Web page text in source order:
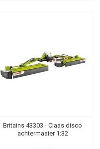
Britains 43303 - Claas disco
achtermaaier 1:32